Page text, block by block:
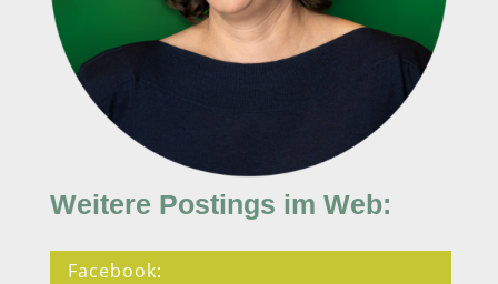
Weitere Postings im Web:
Facebook: